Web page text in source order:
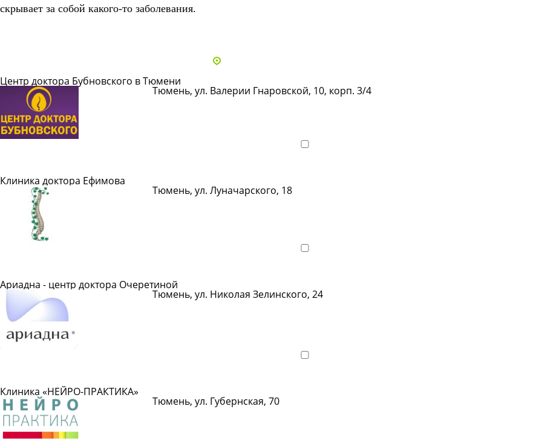
скрывает за собой какого-то заболевания.
Центр доктора Бубновского в Тюмени
Тюмень, ул. Валерии Гнаровской, 10, корп. 3/4
Клиника доктора Ефимова
Тюмень, ул. Луначарского, 18
Ариадна - центр доктора Очеретиной
Тюмень, ул. Николая Зелинского, 24
Клиника «НЕЙРО-ПРАКТИКА»
Тюмень, ул. Губернская, 70